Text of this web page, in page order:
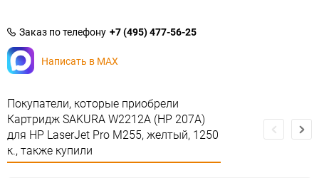
Заказ по телефону +7 (495) 477-56-25
Написать в MAX
Покупатели, которые приобрели
Картридж SAKURA W2212A (HP 207A)
для HP LaserJet Pro M255, желтый, 1250
к., также купили